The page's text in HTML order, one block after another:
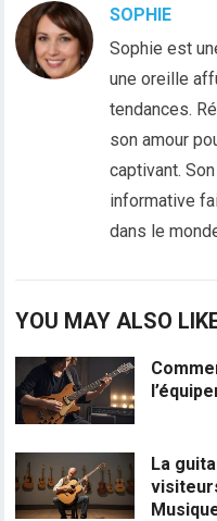
SOPHIE
Sophie est
une oreille
tendances.
son amour
captivant.
informative
dans le
YOU MAY ALSO
La